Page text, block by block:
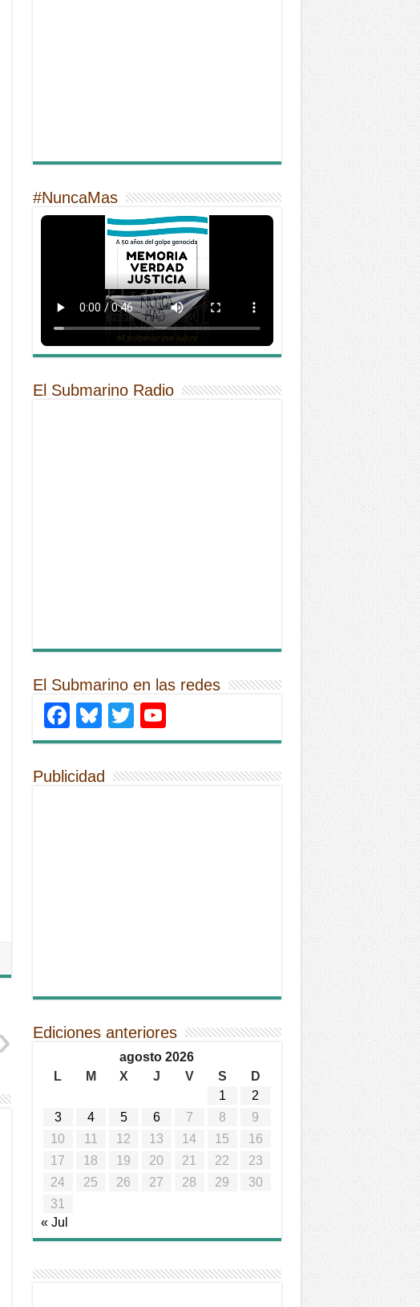
#NuncaMas
El Submarino Radio
El Submarino en las redes
Facebook
Bluesky
Twitter
Publicidad
Ediciones anteriores
agosto 2026
L
M X J V S
D
1
2
3
4 5 6 7 8
9
10
11 12 13 14 15
16
17
18 19 20 21 22
23
24
25 26 27 28 29
30
31
« Jul